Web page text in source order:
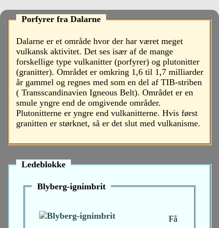
Porfyrer fra Dalarne
Dalarne er et område hvor der har været meget
vulkansk aktivitet. Det ses især af de mange
forskellige type vulkanitter (porfyrer) og plutonitter
(granitter). Området er omkring 1,6 til 1,7 milliarder
år gammel og regnes med som en del af TIB-striben
( Transscandinavien Igneous Belt). Området er en
smule yngre end de omgivende områder.
Plutonitterne er yngre end vulkanitterne. Hvis først
granitten er størknet, så er det slut med vulkanisme.
Ledeblokke
Blyberg-ignimbrit
Få